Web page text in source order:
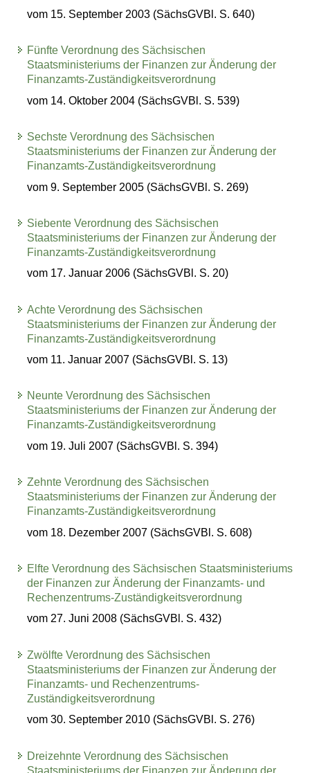
vom 15. September 2003 (SächsGVBl. S. 640)
Fünfte Verordnung des Sächsischen
Staatsministeriums der Finanzen zur Änderung der
Finanzamts-Zuständigkeitsverordnung
vom 14. Oktober 2004 (SächsGVBl. S. 539)
Sechste Verordnung des Sächsischen
Staatsministeriums der Finanzen zur Änderung der
Finanzamts-Zuständigkeitsverordnung
vom 9. September 2005 (SächsGVBl. S. 269)
Siebente Verordnung des Sächsischen
Staatsministeriums der Finanzen zur Änderung der
Finanzamts-Zuständigkeitsverordnung
vom 17. Januar 2006 (SächsGVBl. S. 20)
Achte Verordnung des Sächsischen
Staatsministeriums der Finanzen zur Änderung der
Finanzamts-Zuständigkeitsverordnung
vom 11. Januar 2007 (SächsGVBl. S. 13)
Neunte Verordnung des Sächsischen
Staatsministeriums der Finanzen zur Änderung der
Finanzamts-Zuständigkeitsverordnung
vom 19. Juli 2007 (SächsGVBl. S. 394)
Zehnte Verordnung des Sächsischen
Staatsministeriums der Finanzen zur Änderung der
Finanzamts-Zuständigkeitsverordnung
vom 18. Dezember 2007 (SächsGVBl. S. 608)
Elfte Verordnung des Sächsischen Staatsministeriums
der Finanzen zur Änderung der Finanzamts- und
Rechenzentrums-Zuständigkeitsverordnung
vom 27. Juni 2008 (SächsGVBl. S. 432)
Zwölfte Verordnung des Sächsischen
Staatsministeriums der Finanzen zur Änderung der
Finanzamts- und Rechenzentrums-
Zuständigkeitsverordnung
vom 30. September 2010 (SächsGVBl. S. 276)
Dreizehnte Verordnung des Sächsischen
Staatsministeriums der Finanzen zur Änderung der